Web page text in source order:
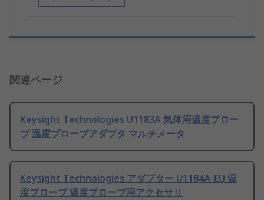
関連ページ
Keysight Technologies U1183A 気体用温度プロー
ブ 温度プローブアダプタ マルチメータ
Keysight Technologies アダプター U1184A-EU 温
度プローブ 温度プローブ用アクセサリ